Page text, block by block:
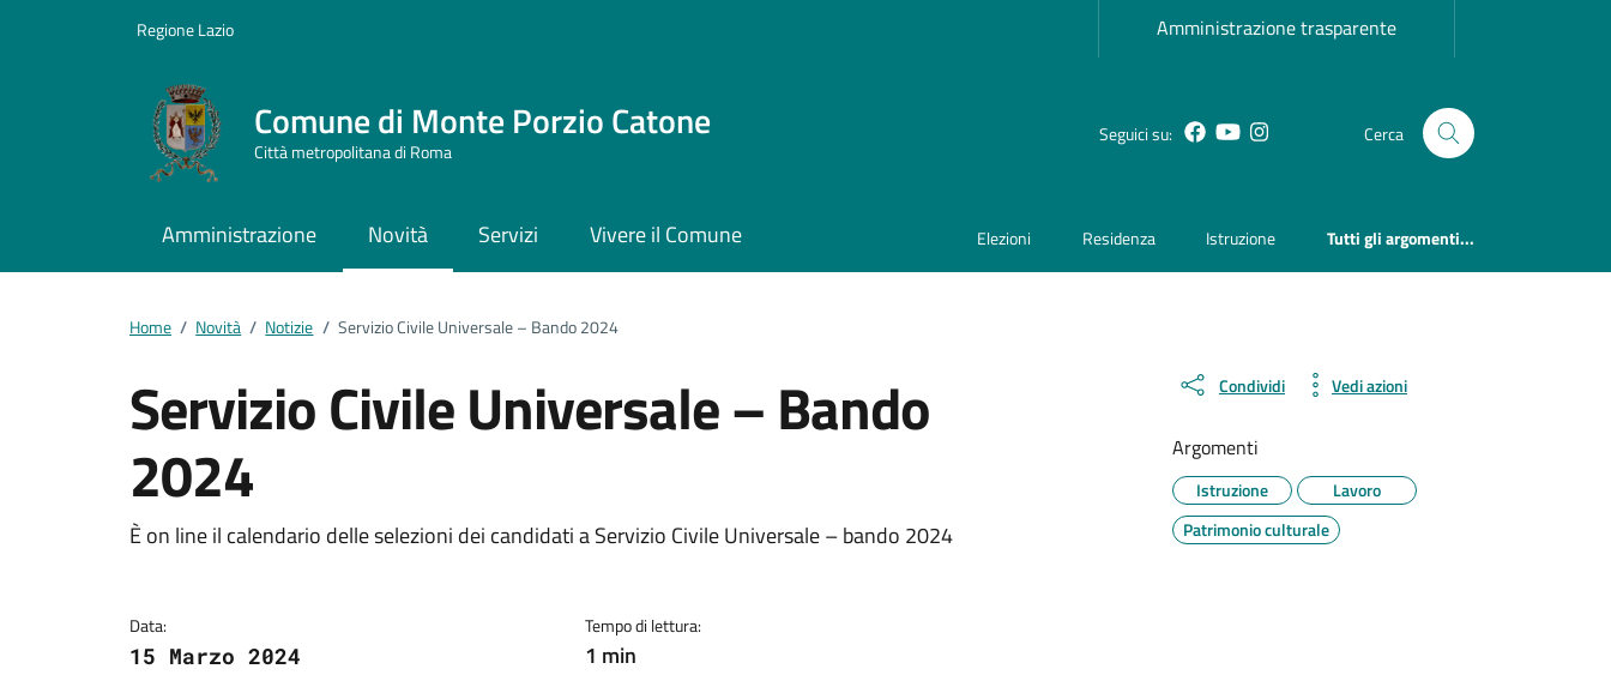
Regione Lazio Amministrazione trasparente
Comune di Monte Porzio Catone
Città metropolitana di Roma
Seguici su: Facebook
YouTubeInstagram Cerca
Amministrazione Novità Servizi Vivere il Comune Elezioni Residenza Istruzione Tutti gli argomenti...
Home / Novità / Notizie / Servizio Civile Universale – Bando 2024
Servizio Civile Universale – Bando
2024
Dettagli della notizia
È on line il calendario delle selezioni dei candidati a Servizio Civile Universale – bando 2024
Data:
15 Marzo 2024
Tempo di lettura:
1 min
Condividi Vedi azioni
Argomenti
Istruzione
Lavoro
Patrimonio culturale